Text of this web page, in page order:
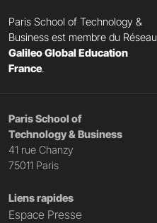
Paris School of Technology &
Business est membre du Réseau
Galileo Global Education
France.
Paris School of
Technology & Business
41 rue Chanzy
75011 Paris
Liens rapides
Espace Presse